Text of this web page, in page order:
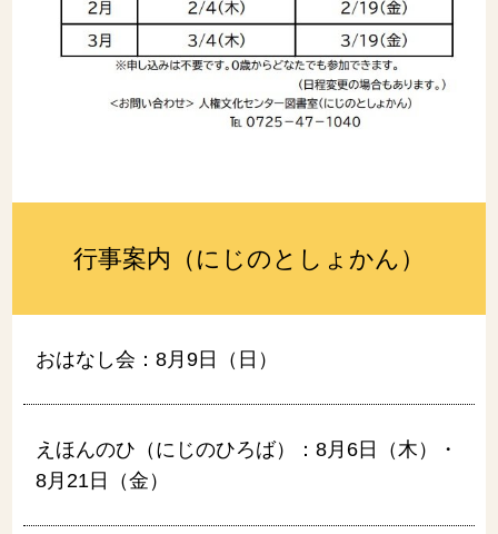
行事案内（にじのとしょかん）
おはなし会：8月9日（日）
えほんのひ（にじのひろば）：8月6日（木）・
8月21日（金）